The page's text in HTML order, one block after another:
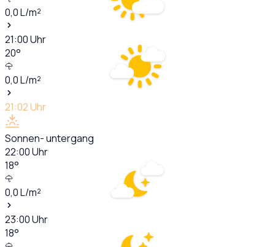
0,0L/m²
21:00Uhr
20°
0,0L/m²
21:02Uhr
Sonnen- untergang
22:00Uhr
18°
0,0L/m²
23:00Uhr
18°